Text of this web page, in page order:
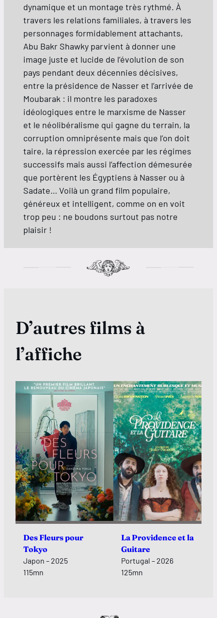
dynamique et un montage très rythmé. À
travers les relations familiales, à travers les
personnages formidablement attachants,
Abu Bakr Shawky parvient à donner une
image juste et lucide de l’évolution de son
pays pendant deux décennies décisives,
entre la présidence de Nasser et l’arrivée de
Moubarak : il montre les paradoxes
idéologiques entre le marxisme de Nasser
et le néolibéralisme qui gagne du terrain, la
corruption omniprésente mais que l’on doit
taire, la répression exercée par les régimes
successifs mais aussi l’affection démesurée
que portèrent les Égyptiens à Nasser ou à
Sadate… Voilà un grand film populaire,
généreux et intelligent, comme on en voit
trop peu : ne boudons surtout pas notre
plaisir !
D’autres films à
l’affiche
Des Fleurs pour
Tokyo
Japon – 2025
115mn
La Providence et la
Guitare
Portugal – 2026
125mn